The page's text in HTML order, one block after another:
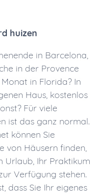
huizen
in Barcelona,
in der Provence
in Florida? In
Haus, kostenlos
Für viele
ist das ganz normal.
können Sie
von Häusern finden,
Urlaub, Ihr Praktikum
Verfügung stehen.
dass Sie Ihr eigenes